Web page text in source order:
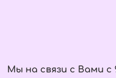
Мы на связи с Вами с